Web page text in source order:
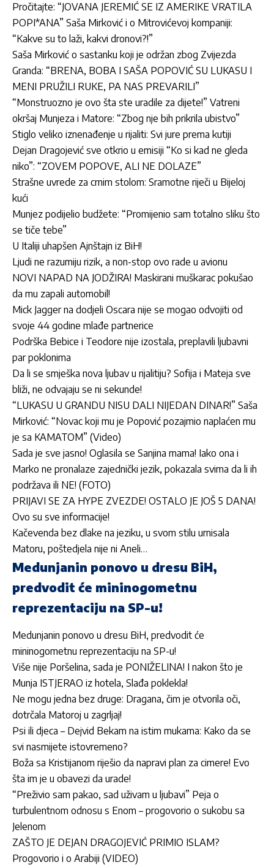
Pročitajte: “JOVANA JEREMIĆ SE IZ AMERIKE VRATILA
POPI*ANA” Saša Mirković i o Mitrovićevoj kompaniji:
“Kakve su to laži, kakvi dronovi?!”
Saša Mirković o sastanku koji je održan zbog Zvijezda
Granda: “BRENA, BOBA I SAŠA POPOVIĆ SU LUKASU I
MENI PRUŽILI RUKE, PA NAS PREVARILI”
“Monstruozno je ovo šta ste uradile za dijete!” Vatreni
okršaj Munjeza i Matore: “Zbog nje bih prikrila ubistvo”
Stiglo veliko iznenađenje u rijaliti: Svi jure prema kutiji
Dejan Dragojević sve otkrio u emisiji “Ko si kad ne gleda
niko”: “ZOVEM POPOVE, ALI NE DOLAZE”
Strašne uvrede za crnim stolom: Sramotne riječi u Bijeloj
kući
Munjez podijelio budžete: “Promijenio sam totalno sliku što
se tiče tebe”
U Italiji uhapšen Ajnštajn iz BiH!
Ljudi ne razumiju rizik, a non-stop ovo rade u avionu
NOVI NAPAD NA JODŽIRA! Maskirani muškarac pokušao
da mu zapali automobil!
Mick Jagger na dodjeli Oscara nije se mogao odvojiti od
svoje 44 godine mlađe partnerice
Podrška Bebice i Teodore nije izostala, preplavili ljubavni
par poklonima
Da li se smješka nova ljubav u rijalitiju? Sofija i Mateja sve
bliži, ne odvajaju se ni sekunde!
“LUKASU U GRANDU NISU DALI NIJEDAN DINAR!” Saša
Mirković: “Novac koji mu je Popović pozajmio naplaćen mu
je sa KAMATOM” (Video)
Sada je sve jasno! Oglasila se Sanjina mama! Iako ona i
Marko ne pronalaze zajednički jezik, pokazala svima da li ih
podržava ili NE! (FOTO)
PRIJAVI SE ZA HYPE ZVEZDE! OSTALO JE JOŠ 5 DANA!
Ovo su sve informacije!
Kačevenda bez dlake na jeziku, u svom stilu urnisala
Matoru, poštedjela nije ni Aneli…
Medunjanin ponovo u dresu BiH,
predvodit će mininogometnu
reprezentaciju na SP-u!
Medunjanin ponovo u dresu BiH, predvodit će
mininogometnu reprezentaciju na SP-u!
Više nije Poršelina, sada je PONIŽELINA! I nakon što je
Munja ISTJERAO iz hotela, Slađa poklekla!
Ne mogu jedna bez druge: Dragana, čim je otvorila oči,
dotrčala Matoroj u zagrljaj!
Psi ili djeca – Dejvid Bekam na istim mukama: Kako da se
svi nasmijete istovremeno?
Boža sa Kristijanom riješio da napravi plan za cimere! Evo
šta im je u obavezi da urade!
“Preživio sam pakao, sad uživam u ljubavi” Peja o
turbulentnom odnosu s Enom – progovorio o sukobu sa
Jelenom
ZAŠTO JE DEJAN DRAGOJEVIĆ PRIMIO ISLAM?
Progovorio i o Arabiji (VIDEO)